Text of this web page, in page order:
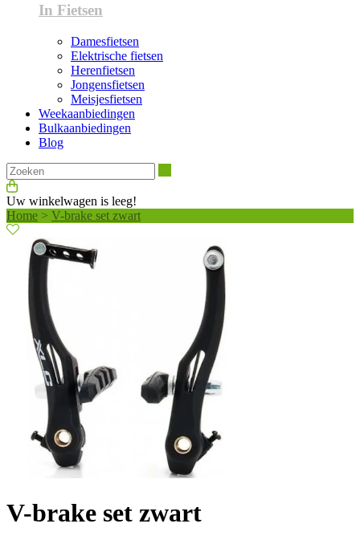
In Fietsen
Damesfietsen
Elektrische fietsen
Herenfietsen
Jongensfietsen
Meisjesfietsen
Weekaanbiedingen
Bulkaanbiedingen
Blog
Uw winkelwagen is leeg!
Home > V-brake set zwart
V-brake set zwart